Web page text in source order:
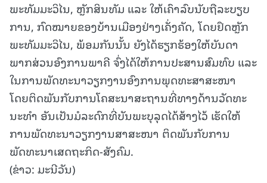
ພະທັມມະວິໄນ, ຫຼັກສິນທັມ ແລະ ໃຫ້ເຄົາລົບນັບຖືລະບຽບ
ການ, ກົດໝາຍຂອງບ້ານເມືອງຢ່າງເຄັ່ງຄັດ, ໂດຍຢຶດຫຼັກ
ພະທັມມະວິໄນ, ພ້ອມກັນນັ້ນ ຍັງໄດ້ຮຽກຮ້ອງໃຫ້ບັນດາ
ພາກສ່ວນອົງການພາຄີ ຈົ່ງໄດ້ໃຫ້ການປະສານສົມທົບ ແລະ
ໃນການພັດທະນາວຽກງານອົງການພຸດທະສາສະໜາ
ໂດຍຕິດພັນກັບການໂຄສະນາສະຖານທີ່ທາງດ້ານວັດທະ
ນະທໍາ ອັນເປັນມໍລະດົກທີ່ບັນພະບຸລຸດໄດ້ສ້າງໄວ້ ເຮັດໃຫ້
ການພັດທະນາວຽກງານສາສະໜາ ຕິດພັນກັບການ
ພັດທະນາເສດຖະກິດ-ສັງຄົມ.
(ຂ່າວ: ມະນີວັນ)